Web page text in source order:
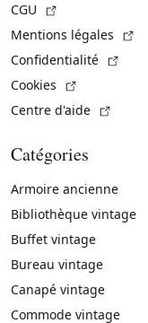
CGU
Mentions légales
Confidentialité
Cookies
Centre d'aide
Catégories
Armoire ancienne
Bibliothèque vintage
Buffet vintage
Bureau vintage
Canapé vintage
Commode vintage